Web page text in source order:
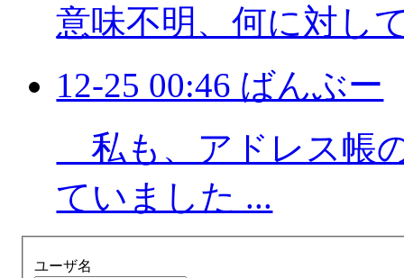
意味不明、何に対し
12-25 00:46 ばんぶー
私も、アドレス帳
ていました ...
ユーザ名